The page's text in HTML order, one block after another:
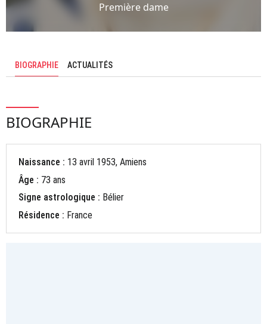
Première dame
BIOGRAPHIE ACTUALITÉS
BIOGRAPHIE
Naissance : 13 avril 1953, Amiens
Âge : 73 ans
Signe astrologique : Bélier
Résidence : France